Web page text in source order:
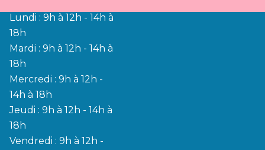
Lundi : 9h à 12h - 14h à
18h
Mardi : 9h à 12h - 14h à
18h
Mercredi : 9h à 12h -
14h à 18h
Jeudi : 9h à 12h - 14h à
18h
Vendredi : 9h à 12h -